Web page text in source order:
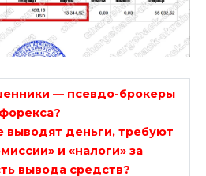
— псевдо-брокеры
форекса?
выводят деньги, требуют
и «налоги» за
вывода средств?